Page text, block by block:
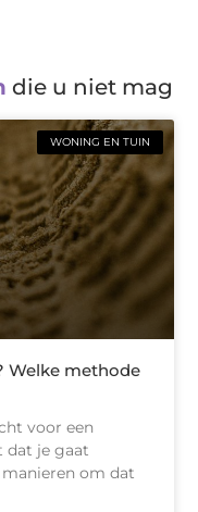
die u niet mag
WONING EN TUIN
Welke methode
voor een
dat je gaat
om dat